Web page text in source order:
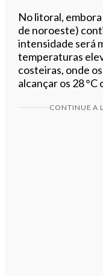
No litoral,
de noroeste)
intensidade será
temperaturas
costeiras, onde
alcançar os 28 °C
CONTINUE A